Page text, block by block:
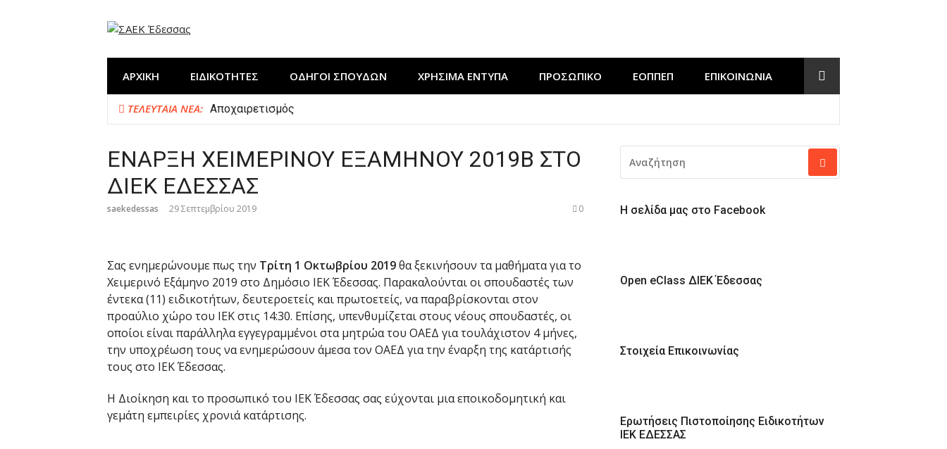
ΑΡΧΙΚΗ ΕΙΔΙΚΟΤΗΤΕΣ ΟΔΗΓΟΙ ΣΠΟΥΔΩΝ ΧΡΉΣΙΜΑ ΈΝΤΥΠΑ ΠΡΟΣΩΠΙΚΟ ΕΟΠΠΕΠ ΕΠΙΚΟΙΝΩΝΊΑ
ΤΕΛΕΥΤΑΊΑ ΝΈΑ: Αποχαιρετισμός
Η ΣΑΕΚ Έδεσσας στην εκδήλωση “Μαγειρεύουμε στις ρίζες μας”
Κλείσιμο χρονιάς με πράξη αγάπης για τους ΚΟΜΜΩΤΕΣ της ΣΑΕΚ Έδεσσας
ΕΝΑΡΞΗ ΧΕΙΜΕΡΙΝΟΥ ΕΞΑΜΗΝΟΥ 2019Β ΣΤΟ
ΔΙΕΚ ΕΔΕΣΣΑΣ
saekedessas 29 Σεπτεμβρίου 2019 0
Σας ενημερώνουμε πως την Τρίτη 1 Οκτωβρίου 2019θα ξεκινήσουν τα μαθήματα για το
Χειμερινό Εξάμηνο 2019 στο Δημόσιο ΙΕΚ Έδεσσας. Παρακαλούνται οι σπουδαστές των
έντεκα (11) ειδικοτήτων, δευτεροετείς και πρωτοετείς, να παραβρίσκονται στον
προαύλιο χώρο του ΙΕΚ στις 14:30. Επίσης, υπενθυμίζεται στους νέους σπουδαστές, οι
οποίοι είναι παράλληλα εγγεγραμμένοι στα μητρώα του ΟΑΕΔ για τουλάχιστον 4 μήνες,
την υποχρέωση τους να ενημερώσουν άμεσα τον ΟΑΕΔ για την έναρξη της κατάρτισής
τους στο ΙΕΚ Έδεσσας.
Η Διοίκηση και το προσωπικό του ΙΕΚ Έδεσσας σας εύχονται μια εποικοδομητική και
γεμάτη εμπειρίες χρονιά κατάρτισης.
ΓΙΑ:
Η σελίδα μας στο Facebook
Open eClass ΔΙΕΚ Έδεσσας
Στοιχεία Επικοινωνίας
Ερωτήσεις Πιστοποίησης Ειδικοτήτων
ΙΕΚ ΕΔΕΣΣΑΣ